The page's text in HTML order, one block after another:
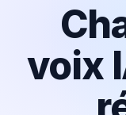
voix